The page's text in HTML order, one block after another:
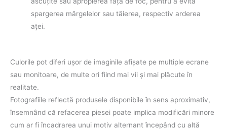
spargerea mărgelelor sau tăierea, respectiv arderea
aţei.
Culorile pot diferi uşor de imaginile afişate pe multiple ecrane
sau monitoare, de multe ori fiind mai vii şi mai plăcute în
realitate.
Fotografiile reflectă produsele disponibile în sens aproximativ,
însemnând că refacerea piesei poate implica modificări minore
cum ar fi încadrarea unui motiv alternant începând cu altă